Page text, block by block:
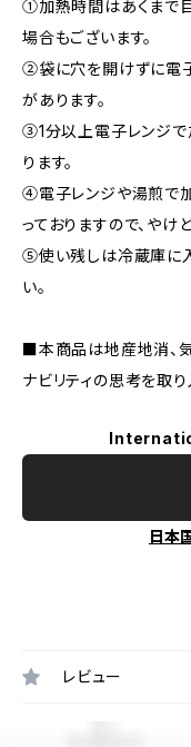
①加熱時間はあくまで
場合もございます。
②袋に穴を開けずに電
があります。
③1分以上電子レンジで
ります。
④電子レンジや湯煎で
っておりますので、やけ
⑤使い残しは冷蔵庫に
い。
■本商品は地産地消、
ナビリティの思考を取
日本
レビュー